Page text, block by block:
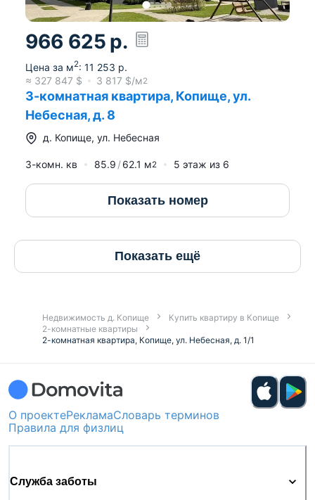
966 625 р.
Цена за м2: 11 253 р.
≈ 327 847 $ 3 817 $/м2
3-комнатная квартира, Копище, ул.
Небесная, д. 8
д. Копище, ул. Небесная
3-комн. кв 85.9 62.1 м2 5 этаж из 6
Показать номер
Показать ещё
Недвижимость д. Копище
Купить квартиру в Копище
2-комнатные квартиры
2-комнатная квартира, Копище, ул. Небесная, д. 1/1
О проектеРекламаСловарь терминов
Правила для физлиц
Служба заботы